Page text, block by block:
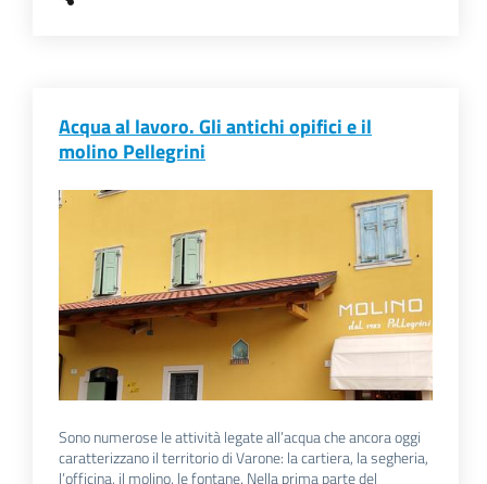
Acqua al lavoro. Gli antichi opifici e il
molino Pellegrini
Sono numerose le attività legate all’acqua che ancora oggi
caratterizzano il territorio di Varone: la cartiera, la segheria,
l’officina, il molino, le fontane. Nella prima parte del